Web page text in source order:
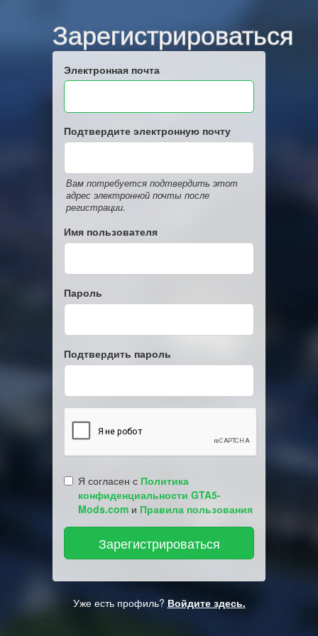
Зарегистрироваться
Электронная почта
Подтвердите электронную почту
Вам потребуется подтвердить этот
адрес электронной почты после
регистрации.
Имя пользователя
Пароль
Подтвердить пароль
Я согласен с Политика
конфиденциальности GTA5-
Mods.com и Правила пользования
Уже есть профиль? Войдите здесь.